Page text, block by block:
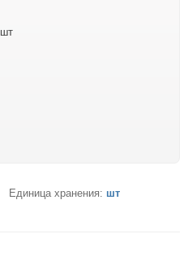
шт
Единица хранения: шт